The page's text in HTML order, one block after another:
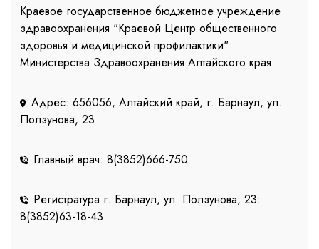
Краевое государственное бюджетное учреждение
здравоохранения "Краевой Центр общественного
здоровья и медицинской профилактики"
Министерства Здравоохранения Алтайского края
Адрес: 656056, Алтайский край, г. Барнаул, ул.
Ползунова, 23
Главный врач: 8(3852)666-750
Регистратура г. Барнаул, ул. Ползунова, 23:
8(3852)63-18-43